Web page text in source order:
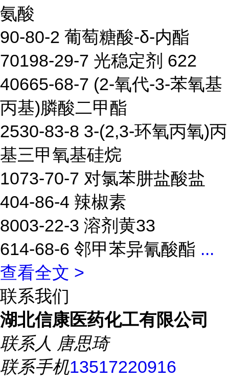
氨酸
90-80-2 葡萄糖酸-δ-内酯
70198-29-7 光稳定剂 622
40665-68-7 (2-氧代-3-苯氧基
丙基)膦酸二甲酯
2530-83-8 3-(2,3-环氧丙氧)丙
基三甲氧基硅烷
1073-70-7 对氯苯肼盐酸盐
404-86-4 辣椒素
8003-22-3 溶剂黄33
614-68-6 邻甲苯异氰酸酯 ...
查看全文 >
联系我们
湖北信康医药化工有限公司
联系人 唐思琦
联系手机13517220916